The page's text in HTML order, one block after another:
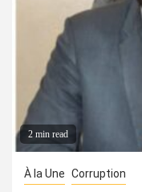
2 min read
À la Une Corruption